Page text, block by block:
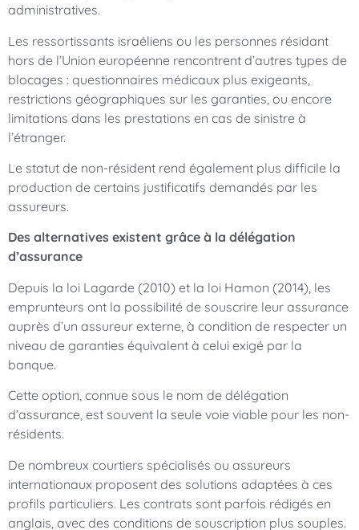
administratives.
Les ressortissants israéliens ou les personnes résidant
hors de l’Union européenne rencontrent d’autres types de
blocages : questionnaires médicaux plus exigeants,
restrictions géographiques sur les garanties, ou encore
limitations dans les prestations en cas de sinistre à
l’étranger.
Le statut de non-résident rend également plus difficile la
production de certains justificatifs demandés par les
assureurs.
Des alternatives existent grâce à la délégation
d’assurance
Depuis la loi Lagarde (2010) et la loi Hamon (2014), les
emprunteurs ont la possibilité de souscrire leur assurance
auprès d’un assureur externe, à condition de respecter un
niveau de garanties équivalent à celui exigé par la
banque.
Cette option, connue sous le nom de délégation
d’assurance, est souvent la seule voie viable pour les non-
résidents.
De nombreux courtiers spécialisés ou assureurs
internationaux proposent des solutions adaptées à ces
profils particuliers. Les contrats sont parfois rédigés en
anglais, avec des conditions de souscription plus souples.